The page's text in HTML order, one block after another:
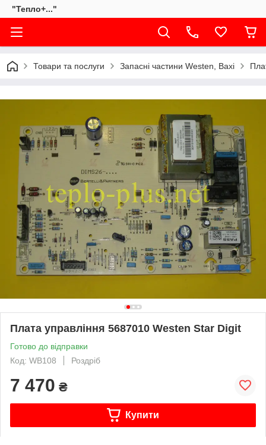
"Тепло+..."
Товари та послуги Запасні частини Westen, Baxi
Плата управління 5687010 Westen Star Digit
Готово до відправки
Код: WB108
Роздріб
7 470 ₴
Купити